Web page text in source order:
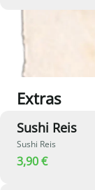
Extras
Sushi Reis
Sushi Reis
3,90 €